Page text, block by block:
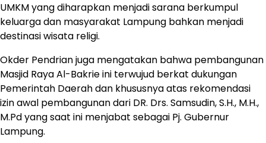
UMKM yang diharapkan menjadi sarana berkumpul
keluarga dan masyarakat Lampung bahkan menjadi
destinasi wisata religi.
Okder Pendrian juga mengatakan bahwa pembangunan
Masjid Raya Al-Bakrie ini terwujud berkat dukungan
Pemerintah Daerah dan khususnya atas rekomendasi
izin awal pembangunan dari DR. Drs. Samsudin, S.H., M.H.,
M.Pd yang saat ini menjabat sebagai Pj. Gubernur
Lampung.